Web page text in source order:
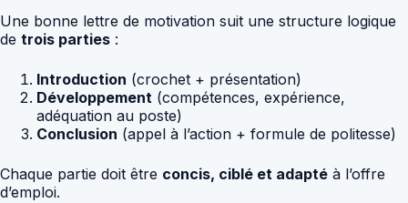
Une bonne lettre de motivation suit une structure logique
de trois parties :
Introduction (crochet + présentation)
Développement (compétences, expérience,
adéquation au poste)
Conclusion (appel à l’action + formule de politesse)
Chaque partie doit être concis, ciblé et adapté à l’offre
d’emploi.